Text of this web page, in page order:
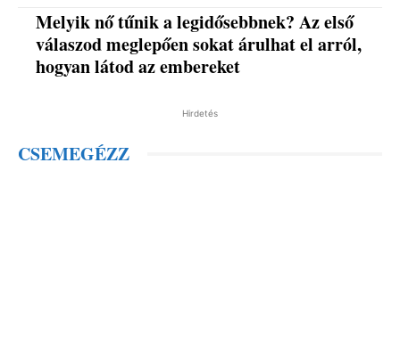
Melyik nő tűnik a legidősebbnek? Az első
válaszod meglepően sokat árulhat el arról,
hogyan látod az embereket
Hirdetés
CSEMEGÉZZ